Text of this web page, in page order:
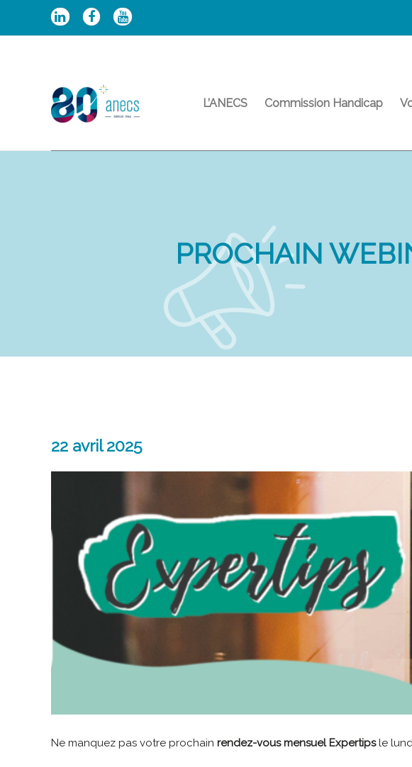
L’ANECS Commission Handicap
PROCHAIN
22 avril 2025
Ne manquez pas votre prochain rendez-vous mensuel Expertipsle